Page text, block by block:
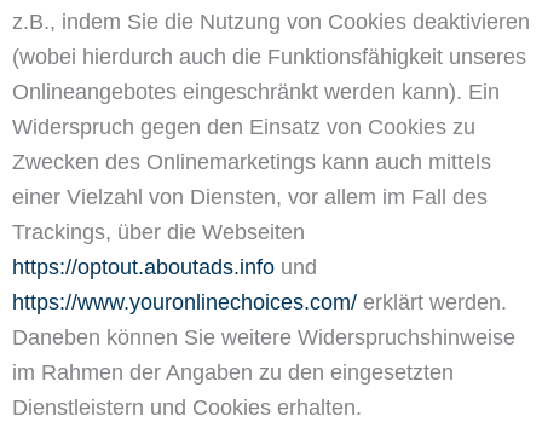
z.B., indem Sie die Nutzung von Cookies deaktivieren
(wobei hierdurch auch die Funktionsfähigkeit unseres
Onlineangebotes eingeschränkt werden kann). Ein
Widerspruch gegen den Einsatz von Cookies zu
Zwecken des Onlinemarketings kann auch mittels
einer Vielzahl von Diensten, vor allem im Fall des
Trackings, über die Webseiten
https://optout.aboutads.info und
https://www.youronlinechoices.com/ erklärt werden.
Daneben können Sie weitere Widerspruchshinweise
im Rahmen der Angaben zu den eingesetzten
Dienstleistern und Cookies erhalten.